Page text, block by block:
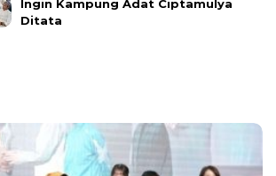
Ingin Kampung Adat Ciptamulya
Ditata